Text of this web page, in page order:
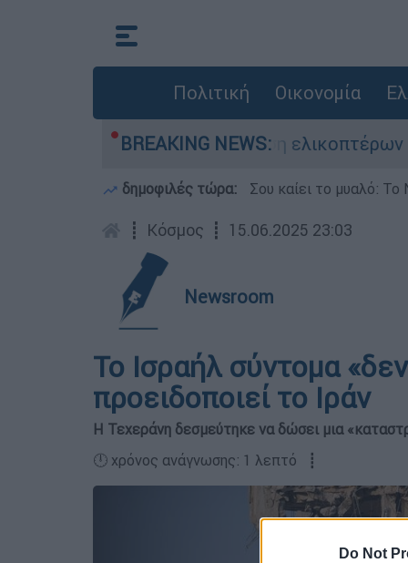
Do Not
Πολιτική Οικονομία
BREAKING NEWS:
τη ζωή του στη σύγκρουση ελικοπτέρων
δημοφιλές τώρα: Σου καίει το μυαλό:
┋ Κόσμος ┋ 15.06.2025 23:03
Newsroom
Το Ισραήλ σύντομα
προειδοποιεί το Ιράν
Η Τεχεράνη δεσμεύτηκε να δώσει μια
🕛 χρόνος ανάγνωσης: 1 λεπτό ┋